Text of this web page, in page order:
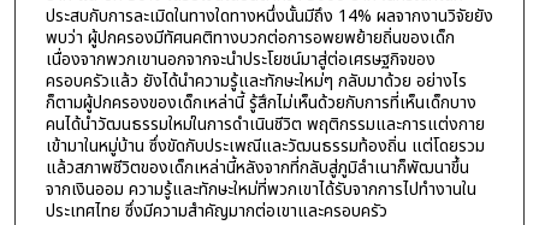
ประสบกับการละเมิดในทางใดทางหนึ่งนั้นมีถึง 14% ผลจากงานวิจัยยัง
พบว่า ผู้ปกครองมีทัศนคติทางบวกต่อการอพยพย้ายถิ่นของเด็ก
เนื่องจากพวกเขานอกจากจะนำประโยชน์มาสู่ต่อเศรษฐกิจของ
ครอบครัวแล้ว ยังได้นำความรู้และทักษะใหม่ๆ กลับมาด้วย อย่างไร
ก็ตามผู้ปกครองของเด็กเหล่านี้ รู้สึกไม่เห็นด้วยกับการที่เห็นเด็กบาง
คนได้นำวัฒนธรรมใหม่ในการดำเนินชีวิต พฤติกรรมและการแต่งกาย
เข้ามาในหมู่บ้าน ซึ่งขัดกับประเพณีและวัฒนธรรมท้องถิ่น แต่โดยรวม
แล้วสภาพชีวิตของเด็กเหล่านี้หลังจากที่กลับสู่ภูมิลำเนาก็พัฒนาขึ้น
จากเงินออม ความรู้และทักษะใหม่ที่พวกเขาได้รับจากการไปทำงานใน
ประเทศไทย ซึ่งมีความสำคัญมากต่อเขาและครอบครัว